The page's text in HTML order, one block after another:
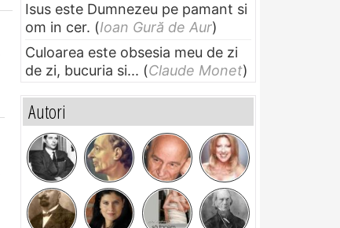
Isus este Dumnezeu pe pamant si
om in cer. (Ioan Gură de Aur)
Culoarea este obsesia meu de zi
de zi, bucuria si... (Claude Monet)
Autori